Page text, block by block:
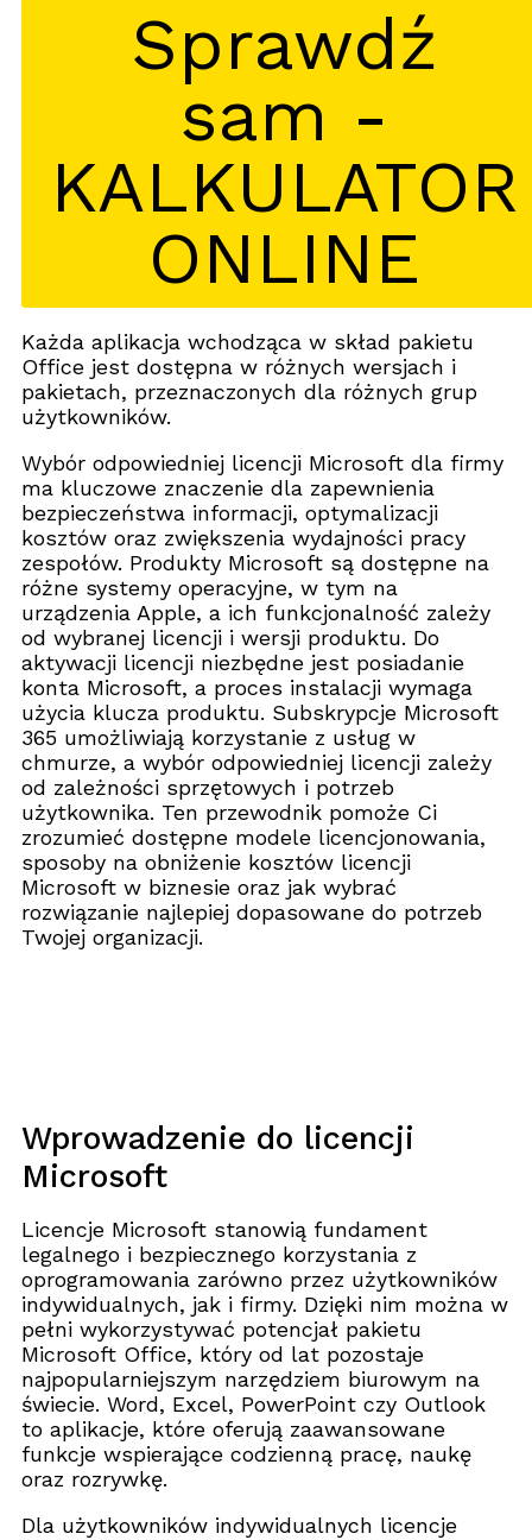
Sprawdź
sam -
KALKULATOR
ONLINE
Każda aplikacja wchodząca w skład pakietu
Office jest dostępna w różnych wersjach i
pakietach, przeznaczonych dla różnych grup
użytkowników.
Wybór odpowiedniej licencji Microsoft dla firmy
ma kluczowe znaczenie dla zapewnienia
bezpieczeństwa informacji, optymalizacji
kosztów oraz zwiększenia wydajności pracy
zespołów. Produkty Microsoft są dostępne na
różne systemy operacyjne, w tym na
urządzenia Apple, a ich funkcjonalność zależy
od wybranej licencji i wersji produktu. Do
aktywacji licencji niezbędne jest posiadanie
konta Microsoft, a proces instalacji wymaga
użycia klucza produktu. Subskrypcje Microsoft
365 umożliwiają korzystanie z usług w
chmurze, a wybór odpowiedniej licencji zależy
od zależności sprzętowych i potrzeb
użytkownika. Ten przewodnik pomoże Ci
zrozumieć dostępne modele licencjonowania,
sposoby na obniżenie kosztów licencji
Microsoft w biznesie oraz jak wybrać
rozwiązanie najlepiej dopasowane do potrzeb
Twojej organizacji.
Wprowadzenie do licencji
Microsoft
Licencje Microsoft stanowią fundament
legalnego i bezpiecznego korzystania z
oprogramowania zarówno przez użytkowników
indywidualnych, jak i firmy. Dzięki nim można w
pełni wykorzystywać potencjał pakietu
Microsoft Office, który od lat pozostaje
najpopularniejszym narzędziem biurowym na
świecie. Word, Excel, PowerPoint czy Outlook
to aplikacje, które oferują zaawansowane
funkcje wspierające codzienną pracę, naukę
oraz rozrywkę.
Dla użytkowników indywidualnych licencje